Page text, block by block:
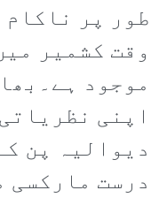
طور پر
وقت کشمیر
موجود
اپنی
دیوالیہ پن
درست مارکسی